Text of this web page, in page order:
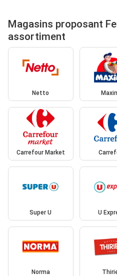
Magasins proposant
assortiment
Netto
Carrefour Market
Super U U
Norma